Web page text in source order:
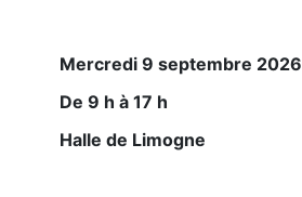
Mercredi 9 septembre 2026
De 9 h à 17 h
Halle de Limogne